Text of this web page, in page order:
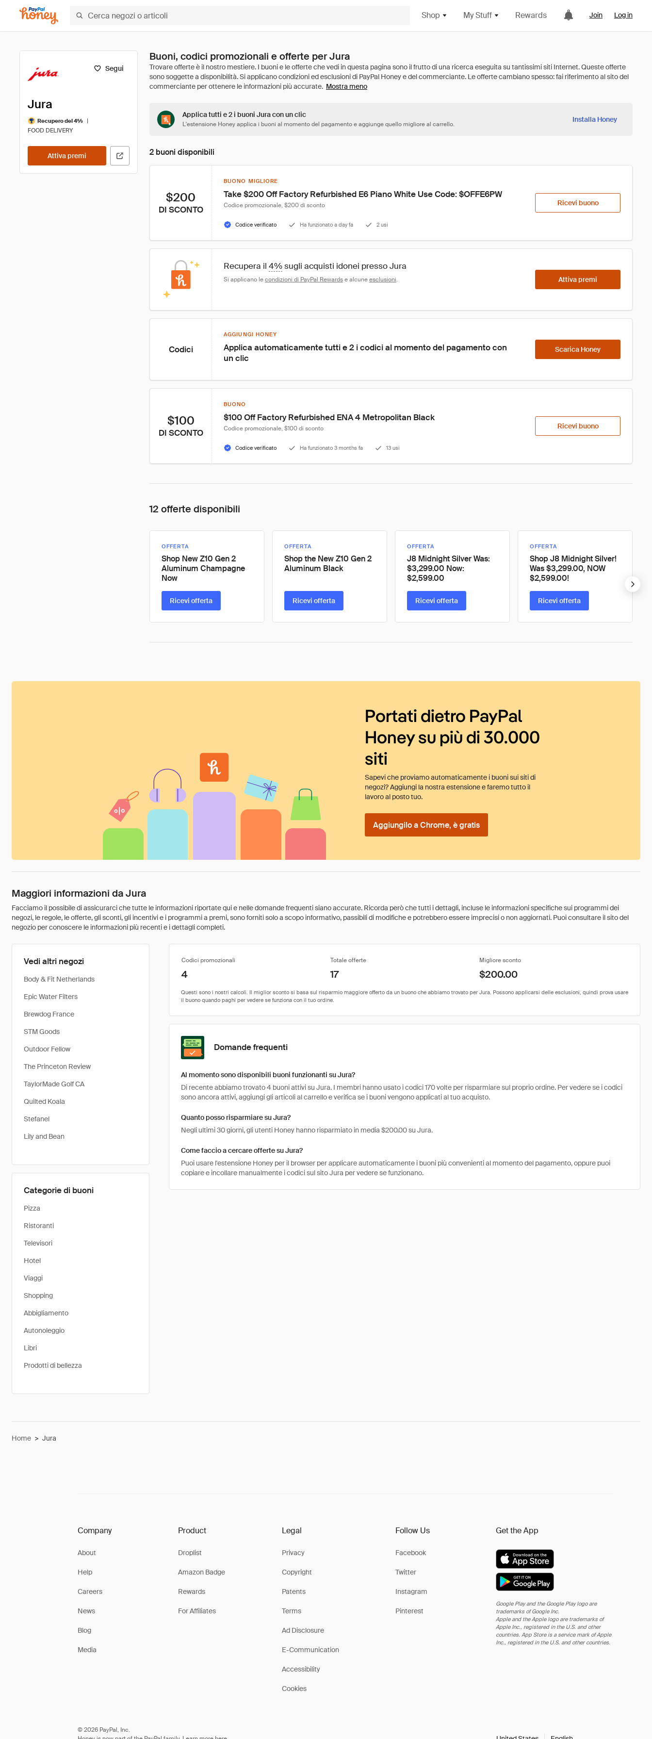
Shop My Stuff Rewards Join Log in
Segui
Jura
Recupero del 4%
|
FOOD DELIVERY
Attiva premi
Buoni, codici promozionali e offerte per Jura
Mostra meno
Applica tutti e 2 i buoni Jura con un clic
L'estensione Honey applica i buoni al momento del pagamento e aggiunge quello migliore al carrello.
Installa Honey
2 buoni disponibili
$200
DI SCONTO
BUONO MIGLIORE
Take $200 Off Factory Refurbished E6 Piano White Use Code: $OFFE6PW
Codice promozionale, $200 di sconto
Codice verificato Ha funzionato a day fa 2 usi
Ricevi buono
Recupera il 4% sugli acquisti idonei presso Jura
Si applicano le condizioni di PayPal Rewards e alcune esclusioni. Attiva premi
Codici
AGGIUNGI HONEY
Applica automaticamente tutti e 2 i codici al momento del pagamento con
un clic
Scarica Honey
$100
DI SCONTO
BUONO
$100 Off Factory Refurbished ENA 4 Metropolitan Black
Codice promozionale, $100 di sconto
Codice verificato Ha funzionato 3 months fa 13 usi
Ricevi buono
12 offerte disponibili
OFFERTA
Shop New Z10 Gen 2
Aluminum Champagne
Now
Ricevi offerta
OFFERTA
Shop the New Z10 Gen 2
Aluminum Black
Ricevi offerta
OFFERTA
J8 Midnight Silver Was:
$3,299.00 Now:
$2,599.00
Ricevi offerta
OFFERTA
Shop J8 Midnight Silver!
Was $3,299.00, NOW
$2,599.00!
Ricevi offerta
Portati dietro PayPal
Honey su più di 30.000
siti
Sapevi che proviamo automaticamente i buoni sui siti di
negozi? Aggiungi la nostra estensione e faremo tutto il
lavoro al posto tuo.
Aggiungilo a Chrome, è gratis
Maggiori informazioni da Jura
Facciamo il possibile di assicurarci che tutte le informazioni riportate qui e nelle domande frequenti siano accurate. Ricorda però che tutti i dettagli, incluse le informazioni specifiche sui programmi dei
negozi, le regole, le offerte, gli sconti, gli incentivi e i programmi a premi, sono forniti solo a scopo informativo, passibili di modifiche e potrebbero essere imprecisi o non aggiornati. Puoi consultare il sito del
negozio per conoscere le informazioni più recenti e i dettagli completi.
Vedi altri negozi
Body & Fit Netherlands
Epic Water Filters
Brewdog France
STM Goods
Outdoor Fellow
The Princeton Review
TaylorMade Golf CA
Quilted Koala
Stefanel
Lily and Bean
Categorie di buoni
Pizza
Ristoranti
Televisori
Hotel
Viaggi
Shopping
Abbigliamento
Autonoleggio
Libri
Prodotti di bellezza
Codici promozionali Totale offerte Migliore sconto
4 17 $200.00
Domande frequenti
Al momento sono disponibili buoni funzionanti su Jura?
Di recente abbiamo trovato 4 buoni attivi su Jura. I membri hanno usato i codici 170 volte per risparmiare sul proprio ordine. Per vedere se i codici
sono ancora attivi, aggiungi gli articoli al carrello e verifica se i buoni vengono applicati al tuo acquisto.
Quanto posso risparmiare su Jura?
Negli ultimi 30 giorni, gli utenti Honey hanno risparmiato in media $200.00 su Jura.
Come faccio a cercare offerte su Jura?
Puoi usare l'estensione Honey per il browser per applicare automaticamente i buoni più convenienti al momento del pagamento, oppure puoi
copiare e incollare manualmente i codici sul sito Jura per vedere se funzionano.
Home > Jura
Company
About
Help
Careers
News
Blog
Media
Product
Droplist
Amazon Badge
Rewards
For Affiliates
Legal
Privacy
Copyright
Patents
Terms
Ad Disclosure
E-Communication
Accessibility
Cookies
Follow Us
Facebook
Twitter
Instagram
Pinterest
Get the App
Google Play and the Google Play logo are
trademarks of Google Inc.
Apple and the Apple logo are trademarks of
Apple Inc., registered in the U.S. and other
countries. App Store is a service mark of Apple
Inc., registered in the U.S. and other countries.
© 2026 PayPal, Inc.